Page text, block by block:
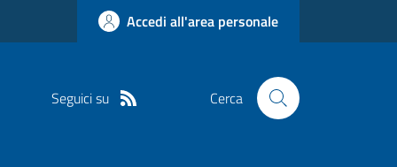
Accedi all'area personale
Seguici su Cerca